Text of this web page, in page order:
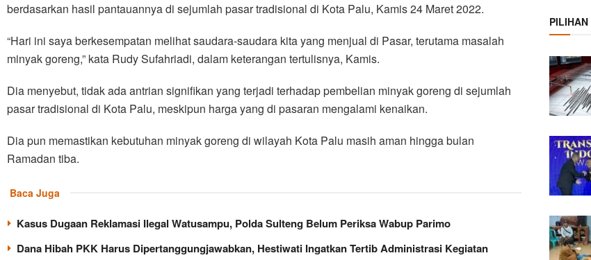
berdasarkan hasil pantauannya di sejumlah pasar tradisional di Kota Palu, Kamis 24 Maret 2022.
“Hari ini saya berkesempatan melihat saudara-saudara kita yang menjual di Pasar, terutama masalah
minyak goreng,” kata Rudy Sufahriadi, dalam keterangan tertulisnya, Kamis.
Dia menyebut, tidak ada antrian signifikan yang terjadi terhadap pembelian minyak goreng di sejumlah
pasar tradisional di Kota Palu, meskipun harga yang di pasaran mengalami kenaikan.
Dia pun memastikan kebutuhan minyak goreng di wilayah Kota Palu masih aman hingga bulan
Ramadan tiba.
Baca Juga
Kasus Dugaan Reklamasi Ilegal Watusampu, Polda Sulteng Belum Periksa Wabup Parimo
Dana Hibah PKK Harus Dipertanggungjawabkan, Hestiwati Ingatkan Tertib Administrasi Kegiatan
PILIHAN